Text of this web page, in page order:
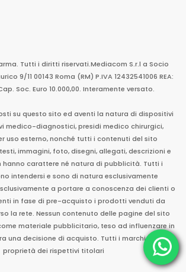
Tutti i diritti riservati.Mediacom S.r.l a Socio
9/11 00143 Roma (RM) P.IVA 12432541006 REA:
Soc. Euro 10.000,00. Interamente versato.
su questo sito ed aventi la natura di dispositivi
medico-diagnostici, presidi medico chirurgici,
uso esterno, nonché tutti i contenuti del sito
immagini, foto, disegni, allegati, descrizioni e
carattere né natura di pubblicità. Tutti i
intendersi e sono di natura esclusivamente
a portare a conoscenza dei clienti o
in fase di pre-acquisto i prodotti venduti da
la rete. Nessun contenuto delle pagine del sito
materiale pubblicitario, teso ad influenzare in
una decisione di acquisto. Tutti i marchi sono di
proprietà dei rispettivi titolari